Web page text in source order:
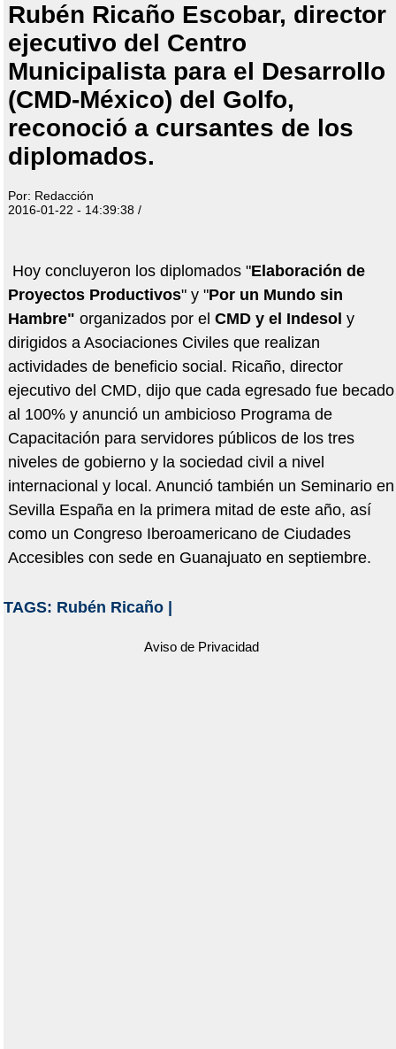
Rubén Ricaño Escobar, director
ejecutivo del Centro
Municipalista para el Desarrollo
(CMD-México) del Golfo,
reconoció a cursantes de los
diplomados.
Por: Redacción
2016-01-22 - 14:39:38 /
Hoy concluyeron los diplomados "Elaboración de
Proyectos Productivos" y "Por un Mundo sin
Hambre" organizados por el CMD y el Indesol y
dirigidos a Asociaciones Civiles que realizan
actividades de beneficio social. Ricaño, director
ejecutivo del CMD, dijo que cada egresado fue becado
al 100% y anunció un ambicioso Programa de
Capacitación para servidores públicos de los tres
niveles de gobierno y la sociedad civil a nivel
internacional y local. Anunció también un Seminario en
Sevilla España en la primera mitad de este año, así
como un Congreso Iberoamericano de Ciudades
Accesibles con sede en Guanajuato en septiembre.
TAGS: Rubén Ricaño|
Aviso de Privacidad